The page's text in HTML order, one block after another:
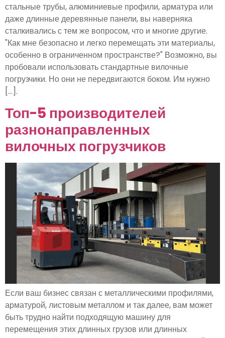
стальные трубы, алюминиевые профили, арматура или
даже длинные деревянные панели, вы наверняка
сталкивались с тем же вопросом, что и многие другие.
"Как мне безопасно и легко перемещать эти материалы,
особенно в ограниченном пространстве?" Возможно, вы
пробовали использовать стандартные вилочные
погрузчики. Но они не передвигаются боком. Им нужно
[...].
Топ-5 производителей
разнонаправленных
вилочных погрузчиков
Если ваш бизнес связан с металлическими профилями,
арматурой, листовым металлом и так далее, вам может
быть трудно найти подходящую машину для
перемещения этих длинных грузов или длинных